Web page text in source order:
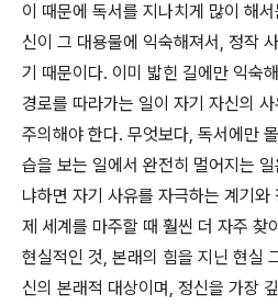
이 때문에 독서를 지나치게 많이 해
신이 그 대용물에 익숙해져서, 정작
기 때문이다. 이미 밟힌 길에만 익숙
경로를 따라가는 일이 자기 자신의
주의해야 한다. 무엇보다, 독서에만
습을 보는 일에서 완전히 멀어지는
냐하면 자기 사유를 자극하는 계기와
제 세계를 마주할 때 훨씬 더 자주 찾
현실적인 것, 본래의 힘을 지닌 현실
신의 본래적 대상이며, 정신을 가장